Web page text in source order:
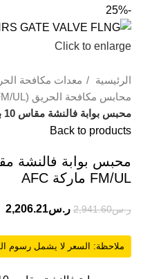
-25%
Click to enlarge
الرئيسية
معدات مكافحة
محابس مكافحة الحريق (FM/UL)
محبس بوابة فالنشة مقاس 10 بوصة معتمد FM/UL ماركة AFC
Back to products
FM/UL ماركة AFC
ر.س2,941.60 ر.س2,206.21
ملاحظة: السعر لا يشمل رسوم